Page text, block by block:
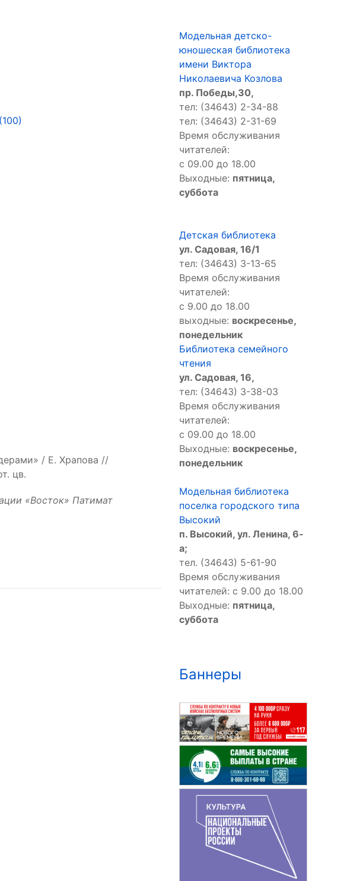
/ Е. Храпова //
цв.
«Восток» Патимат
Модельная детско-
юношеская библиотека
имени Виктора
Николаевича Козлова
пр. Победы,30,
тел: (34643) 2-34-88
тел: (34643) 2-31-69
Время обслуживания
читателей:
с 09.00 до 18.00
Выходные: пятница,
суббота
Детская библиотека
ул. Садовая, 16/1
тел: (34643) 3-13-65
Время обслуживания
читателей:
с 9.00 до 18.00
выходные: воскресенье,
понедельник
Библиотека семейного
чтения
ул. Садовая, 16,
тел: (34643) 3-38-03
Время обслуживания
читателей:
с 09.00 до 18.00
Выходные: воскресенье,
понедельник
Модельная библиотека
поселка городского типа
Высокий
п. Высокий, ул. Ленина, 6-
а;
тел. (34643) 5-61-90
Время обслуживания
читателей: с 9.00 до 18.00
Выходные: пятница,
суббота
Баннеры